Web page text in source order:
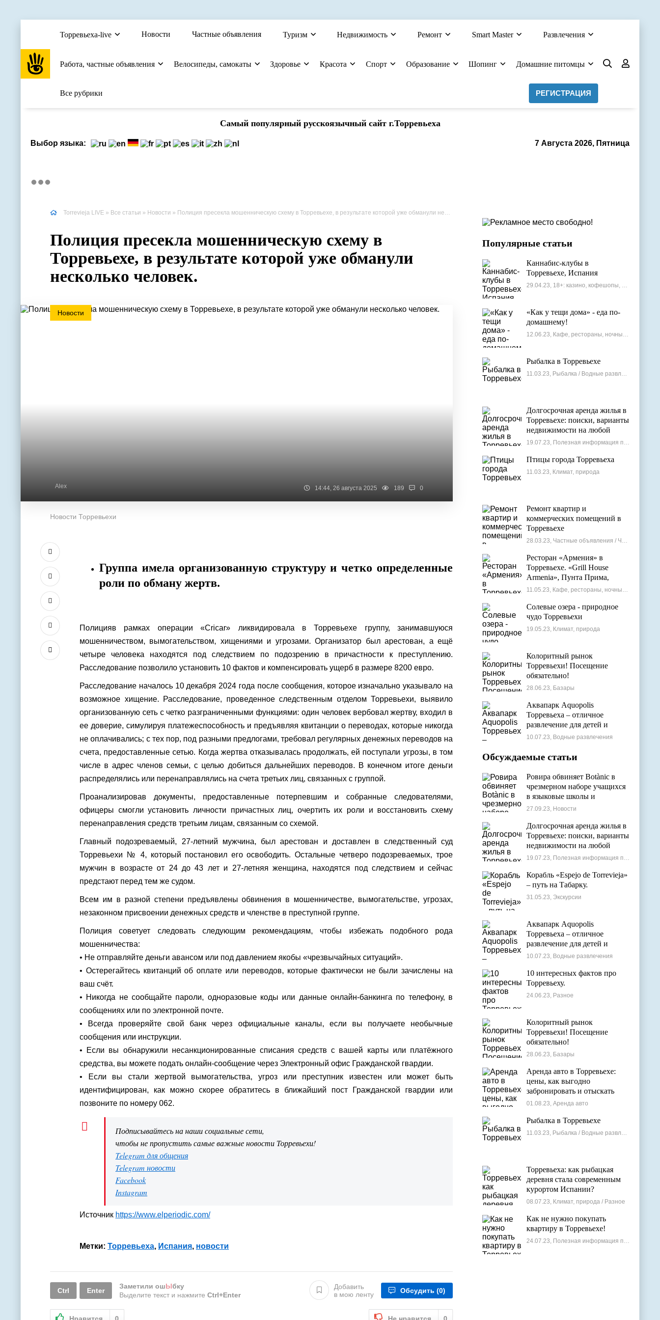
Торревьеха-live Новости Частные объявления Туризм Недвижимость Ремонт Smart Master Развлечения
Работа, частные объявления Велосипеды, самокаты Здоровье Красота Спорт Образование Шопинг Домашние питомцы
Все рубрики РЕГИСТРАЦИЯ
Cамый популярный русскоязычный сайт г.Торревьеха
7 Августа 2026, Пятница
Выбор языка:
Torrevieja LIVE » Все статьи » Новости » Полиция пресекла мошенническую схему в Торревьехе, в результате которой уже обманули несколько человек.
Полиция пресекла мошенническую схему в
Торревьехе, в результате которой уже обманули
несколько человек.
Новости
Alex 14:44, 26 августа 2025 189 0
Новости Торревьехи
Группа имела организованную структуру и четко определенные
роли по обману жертв.
Полицияв рамках операции «Cricar» ликвидировала в Торревьехе группу, занимавшуюся
мошенничеством, вымогательством, хищениями и угрозами. Организатор был арестован, а ещё
четыре человека находятся под следствием по подозрению в причастности к преступлению.
Расследование позволило установить 10 фактов и компенсировать ущерб в размере 8200 евро.
Расследование началось 10 декабря 2024 года после сообщения, которое изначально указывало на
возможное хищение. Расследование, проведенное следственным отделом Торревьехи, выявило
организованную сеть с четко разграниченными функциями: один человек вербовал жертву, входил в
ее доверие, симулируя платежеспособность и предъявляя квитанции о переводах, которые никогда
не оплачивались; с тех пор, под разными предлогами, требовал регулярных денежных переводов на
счета, предоставленные сетью. Когда жертва отказывалась продолжать, ей поступали угрозы, в том
числе в адрес членов семьи, с целью добиться дальнейших переводов. В конечном итоге деньги
распределялись или перенаправлялись на счета третьих лиц, связанных с группой.
Проанализировав документы, предоставленные потерпевшим и собранные следователями,
офицеры смогли установить личности причастных лиц, очертить их роли и восстановить схему
перенаправления средств третьим лицам, связанным со схемой.
Главный подозреваемый, 27-летний мужчина, был арестован и доставлен в следственный суд
Торревьехи № 4, который постановил его освободить. Остальные четверо подозреваемых, трое
мужчин в возрасте от 24 до 43 лет и 27-летняя женщина, находятся под следствием и сейчас
предстают перед тем же судом.
Всем им в разной степени предъявлены обвинения в мошенничестве, вымогательстве, угрозах,
незаконном присвоении денежных средств и членстве в преступной группе.
Полиция советует следовать следующим рекомендациям, чтобы избежать подобного рода
мошенничества:
• Не отправляйте деньги авансом или под давлением якобы «чрезвычайных ситуаций».
• Остерегайтесь квитанций об оплате или переводов, которые фактически не были зачислены на
ваш счёт.
• Никогда не сообщайте пароли, одноразовые коды или данные онлайн-банкинга по телефону, в
сообщениях или по электронной почте.
• Всегда проверяйте свой банк через официальные каналы, если вы получаете необычные
сообщения или инструкции.
• Если вы обнаружили несанкционированные списания средств с вашей карты или платёжного
средства, вы можете подать онлайн-сообщение через Электронный офис Гражданской гвардии.
• Если вы стали жертвой вымогательства, угроз или преступник известен или может быть
идентифицирован, как можно скорее обратитесь в ближайший пост Гражданской гвардии или
позвоните по номеру 062.
Подписывайтесь на наши социальные сети,
чтобы не пропустить самые важные новости Торревьехи!
Telegram для общения
Telegram новости
Facebook
Instagram
Источник https://www.elperiodic.com/
Метки: Торревьеха, Испания, новости
Ctrl Enter
Заметили ошЫбку
Выделите текст и нажмите Ctrl+Enter
Добавить
в мою ленту
Обсудить (0)
Популярные статьи
Каннабис-клубы в
Торревьехе, Испания
29.04.23, 18+: казино, кофешопы, стрип-бары
«Как у тещи дома» - еда по-
домашнему!
12.06.23, Кафе, рестораны, ночные клубы
Рыбалка в Торревьехе
11.03.23, Рыбалка / Водные развлечения
Долгосрочная аренда жилья в
Торревьехе: поиски, варианты
недвижимости на любой
бюджет
19.07.23, Полезная информация по недвижимости
Птицы города Торревьеха
11.03.23, Климат, природа
Ремонт квартир и
коммерческих помещений в
Торревьехе
28.03.23, Частные объявления / Частные мастера
Ресторан «Армения» в
Торревьехе. «Grill House
Armenia», Пунта Прима,
Испания
11.05.23, Кафе, рестораны, ночные клубы
Солевые озера - природное
чудо Торревьехи
19.05.23, Климат, природа
Колоритный рынок
Торревьехи! Посещение
обязательно!
28.06.23, Базары
Аквапарк Aquopolis
Торревьеха – отличное
развлечение для детей и
взрослых
10.07.23, Водные развлечения
Обсуждаемые статьи
Ровира обвиняет Botànic в
чрезмерном наборе учащихся
в языковые школы и
проблемах с ассигнованиями
27.09.23, Новости
Долгосрочная аренда жилья в
Торревьехе: поиски, варианты
недвижимости на любой
бюджет
19.07.23, Полезная информация по недвижимости
Корабль «Espejo de Torrevieja»
– путь на Табарку.
31.05.23, Экскурсии
Аквапарк Aquopolis
Торревьеха – отличное
развлечение для детей и
взрослых
10.07.23, Водные развлечения
10 интересных фактов про
Торревьеху.
24.06.23, Разное
Колоритный рынок
Торревьехи! Посещение
обязательно!
28.06.23, Базары
Аренда авто в Торревьехе:
цены, как выгодно
забронировать и отыскать
лучшие варианты
01.08.23, Аренда авто
Рыбалка в Торревьехе
11.03.23, Рыбалка / Водные развлечения
Торревьеха: как рыбацкая
деревня стала современным
курортом Испании?
08.07.23, Климат, природа / Разное
Как не нужно покупать
квартиру в Торревьехе!
24.07.23, Полезная информация по недвижимости